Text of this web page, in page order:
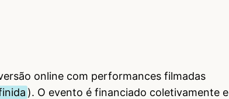
online com performances filmadas
). O evento é financiado coletivamente e